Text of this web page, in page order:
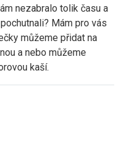
nezabralo tolik času a
Mám pro vás
můžeme přidat na
a nebo můžeme
kaší.